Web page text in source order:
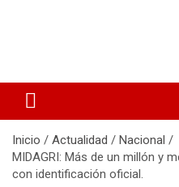
Inicio Actualidad
Nacional
MIDAGRI: Más de un millón y
con identificación oficial.